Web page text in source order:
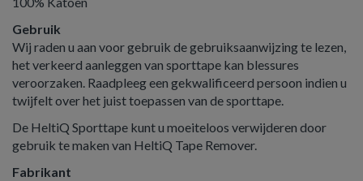
Gebruik
Wij raden u aan voor gebruik de gebruiksaanwijzing te lezen,
het verkeerd aanleggen van sporttape kan blessures
veroorzaken. Raadpleeg een gekwalificeerd persoon indien u
twijfelt over het juist toepassen van de sporttape.
De HeltiQ Sporttape kunt u moeiteloos verwijderen door
gebruik te maken van HeltiQ Tape Remover.
Fabrikant